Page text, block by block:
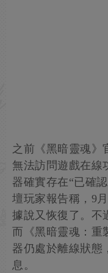
之前《黑暗靈魂》
無法訪問遊戲在線
器確實存在“已確
壇玩家報告稱，9
據說又恢復了。
而《黑暗靈魂：重
器仍處於離線狀態
息。